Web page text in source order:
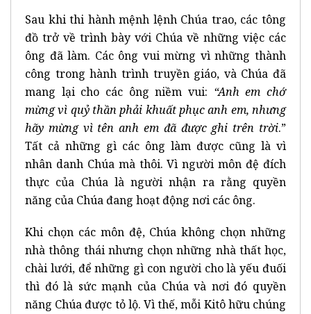
Sau khi thi hành mệnh lệnh Chúa trao, các tông
đồ trở về trình bày với Chúa về những việc các
ông đã làm. Các ông vui mừng vì những thành
công trong hành trình truyền giáo, và Chúa đã
mang lại cho các ông niềm vui: “Anh em chớ
mừng vì quỷ thần phải khuất phục anh em, nhưng
hãy mừng vì tên anh em đã được ghi trên trời.”
Tất cả những gì các ông làm được cũng là vì
nhân danh Chúa mà thôi. Vì người môn đệ đích
thực của Chúa là người nhận ra rằng quyền
năng của Chúa đang hoạt động nơi các ông.
Khi chọn các môn đệ, Chúa không chọn những
nhà thông thái nhưng chọn những nhà thất học,
chài lưới, để những gì con người cho là yếu đuối
thì đó là sức mạnh của Chúa và nơi đó quyền
năng Chúa được tỏ lộ. Vì thế, mỗi Kitô hữu chúng